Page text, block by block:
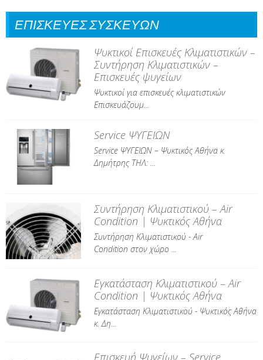
6946.086.250
ΕΠΙΣΚΕΥΕΣ ΣΥΣΚΕΥΩΝ
Ψυκτικοί Επισκευές Κλιματιστικών –
Συντήρηση Κλιματιστικών –
Επισκευές ψυγείων
Ψυκτικοί για επισκευές κλιματιστικών
Επισκευάζουμ...
Service ΨΥΓΕΙΩΝ
Service ΨΥΓΕΙΩΝ – Ψυκτικός Αθήνα κ.
Δημήτρης ΤΗΛ: ...
Συντήρηση Κλιματιστικού – Air
Condition | Ψυκτικός Αθήνα
Συντήρηση Κλιματιστικού - Air
Condition στον χώρο ...
Εγκατάσταση Κλιματιστικού – Air
Condition | Ψυκτικός Αθήνα
Εγκατάσταση Κλιματιστικού - Ψυκτικός Αθήνα
κ. Δη...
Επισκευή Ψυγείων – Service